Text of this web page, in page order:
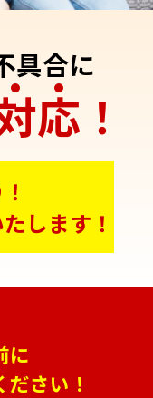
具合に
応 ！
します！
に
さい！